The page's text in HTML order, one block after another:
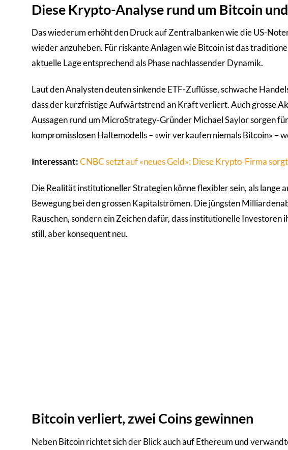
Diese Krypto-Analyse rund um Bitcoin
Das wiederum erhöht den Druck auf Zentralbanken wie die US-
wieder anzuheben. Für riskante Anlagen wie Bitcoin ist das
aktuelle Lage entsprechend als Phase nachlassender Dynamik.
Laut den Analysten deuten sinkende ETF-Zuflüsse, schwache
dass der kurzfristige Aufwärtstrend an Kraft verliert. Auch grosse
Aussagen rund um MicroStrategy-Gründer Michael Saylor sorgen
kompromisslosen Haltemodells – «wir verkaufen niemals Bitcoin» –
Interessant:CNBC setzt auf «neues Geld»: Diese Krypto-Firma
Die Realität institutioneller Strategien könne flexibler sein, als lange
Bewegung bei den grossen Kapitalströmen. Die jüngsten
Rauschen, sondern ein Zeichen dafür, dass institutionelle
still, aber konsequent neu.
Bitcoin verliert, zwei Coins gewinnen
Neben Bitcoin richtet sich der Blick auch auf Ethereum und